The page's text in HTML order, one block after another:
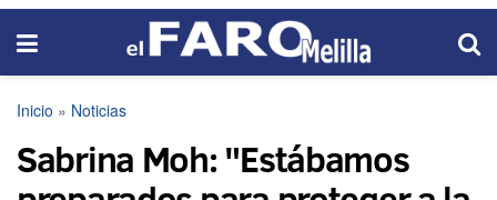
Inicio » Noticias
Sabrina Moh: "Estábamos